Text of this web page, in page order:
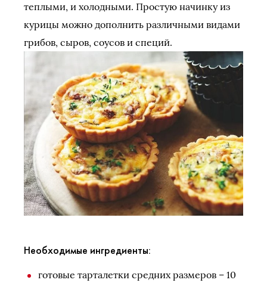
теплыми, и холодными. Простую начинку из
курицы можно дополнить различными видами
грибов, сыров, соусов и специй.
Необходимые ингредиенты:
готовые тарталетки средних размеров – 10